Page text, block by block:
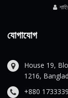
যোগাযোগ
House 19,
1216,
+880